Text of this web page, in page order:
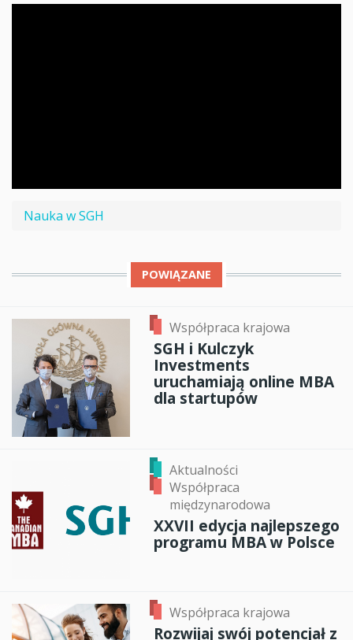
Nauka w SGH
POWIĄZANE
Współpraca krajowa
SGH i Kulczyk
Investments
uruchamiają online MBA
dla startupów
Aktualności
Współpraca
międzynarodowa
XXVII edycja najlepszego
programu MBA w Polsce
Współpraca krajowa
Rozwijaj swój potencjał z